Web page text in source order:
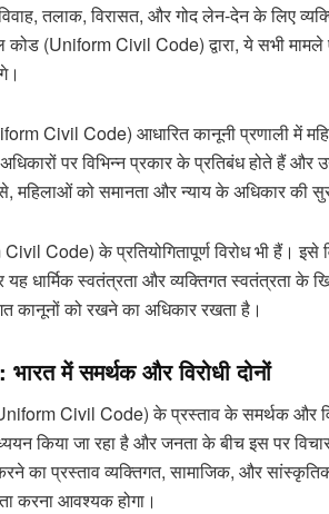
विवाह, तलाक, विरासत, और गोद लेन-देन के लिए
कोड (Uniform Civil Code) द्वारा, ये सभी
Civil Code) आधारित कानूनी प्रणाली में
पर विभिन्न प्रकार के प्रतिबंध होते हैं और
महिलाओं को समानता और न्याय के अधिकार की
Code) के प्रतियोगितापूर्ण विरोध भी हैं।
धार्मिक स्वतंत्रता और व्यक्तिगत स्वतंत्रता के
कानूनों को रखने का अधिकार रखता है।
भारत में समर्थक और विरोधी दोनों
Civil Code) के प्रस्ताव के समर्थक और
किया जा रहा है और जनता के बीच इस पर
का प्रस्ताव व्यक्तिगत, सामाजिक, और
करना आवश्यक होगा।